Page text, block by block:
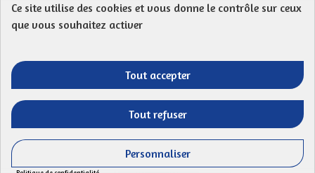
Protection des Données
Télécharger les fichiers Open Data
Entre vos mains - Collectivité
Entre vos mains - Collectivité
Entre vos mains - Collectivité
Entre vos mains -
(Lien externe)
(Lien externe)
Ce site utilise des cookies et vous donne le contrôle sur ceux
que vous souhaitez activer
Tout accepter
Tout refuser
Personnaliser